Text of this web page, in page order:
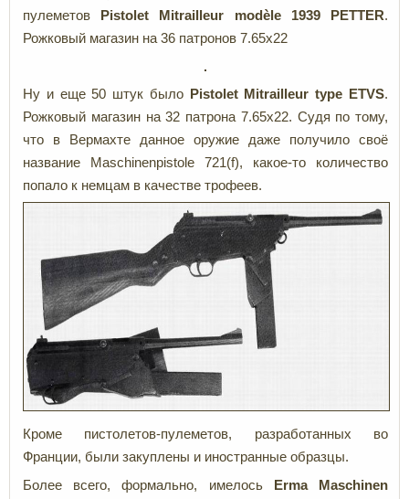
пулеметов
Pistolet Mitrailleur modèle 1939 PETTER.
Рожковый магазин на 36 патронов 7.65x22
Ну и еще 50 штук было Pistolet Mitrailleurtype ETVS.
Рожковый магазин на 32 патрона 7.65x22. Судя по тому,
что в Вермахте данное оружие даже получило своё
название Maschinenpistole 721(f), какое-то количество
попало к немцам в качестве трофеев.
Кроме пистолетов-пулеметов, разработанных во
Франции, были закуплены и иностранные образцы.
Более всего, формально, имелось
Erma Maschinen